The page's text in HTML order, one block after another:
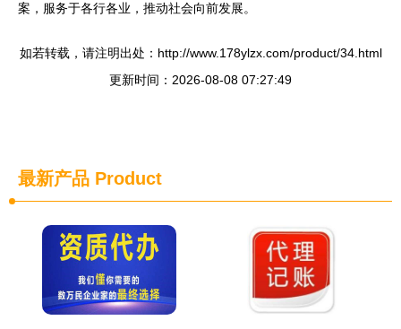
案，服务于各行各业，推动社会向前发展。
如若转载，请注明出处：http://www.178ylzx.com/product/34.html
更新时间：2026-08-08 07:27:49
最新产品 Product